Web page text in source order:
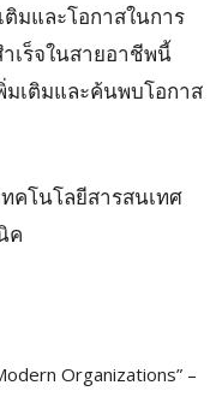
มและโอกาสในการ
เร็จในสายอาชีพนี้
มเติมและค้นพบโอกาส
คโนโลยีสารสนเทศ
ค
Organizations” –